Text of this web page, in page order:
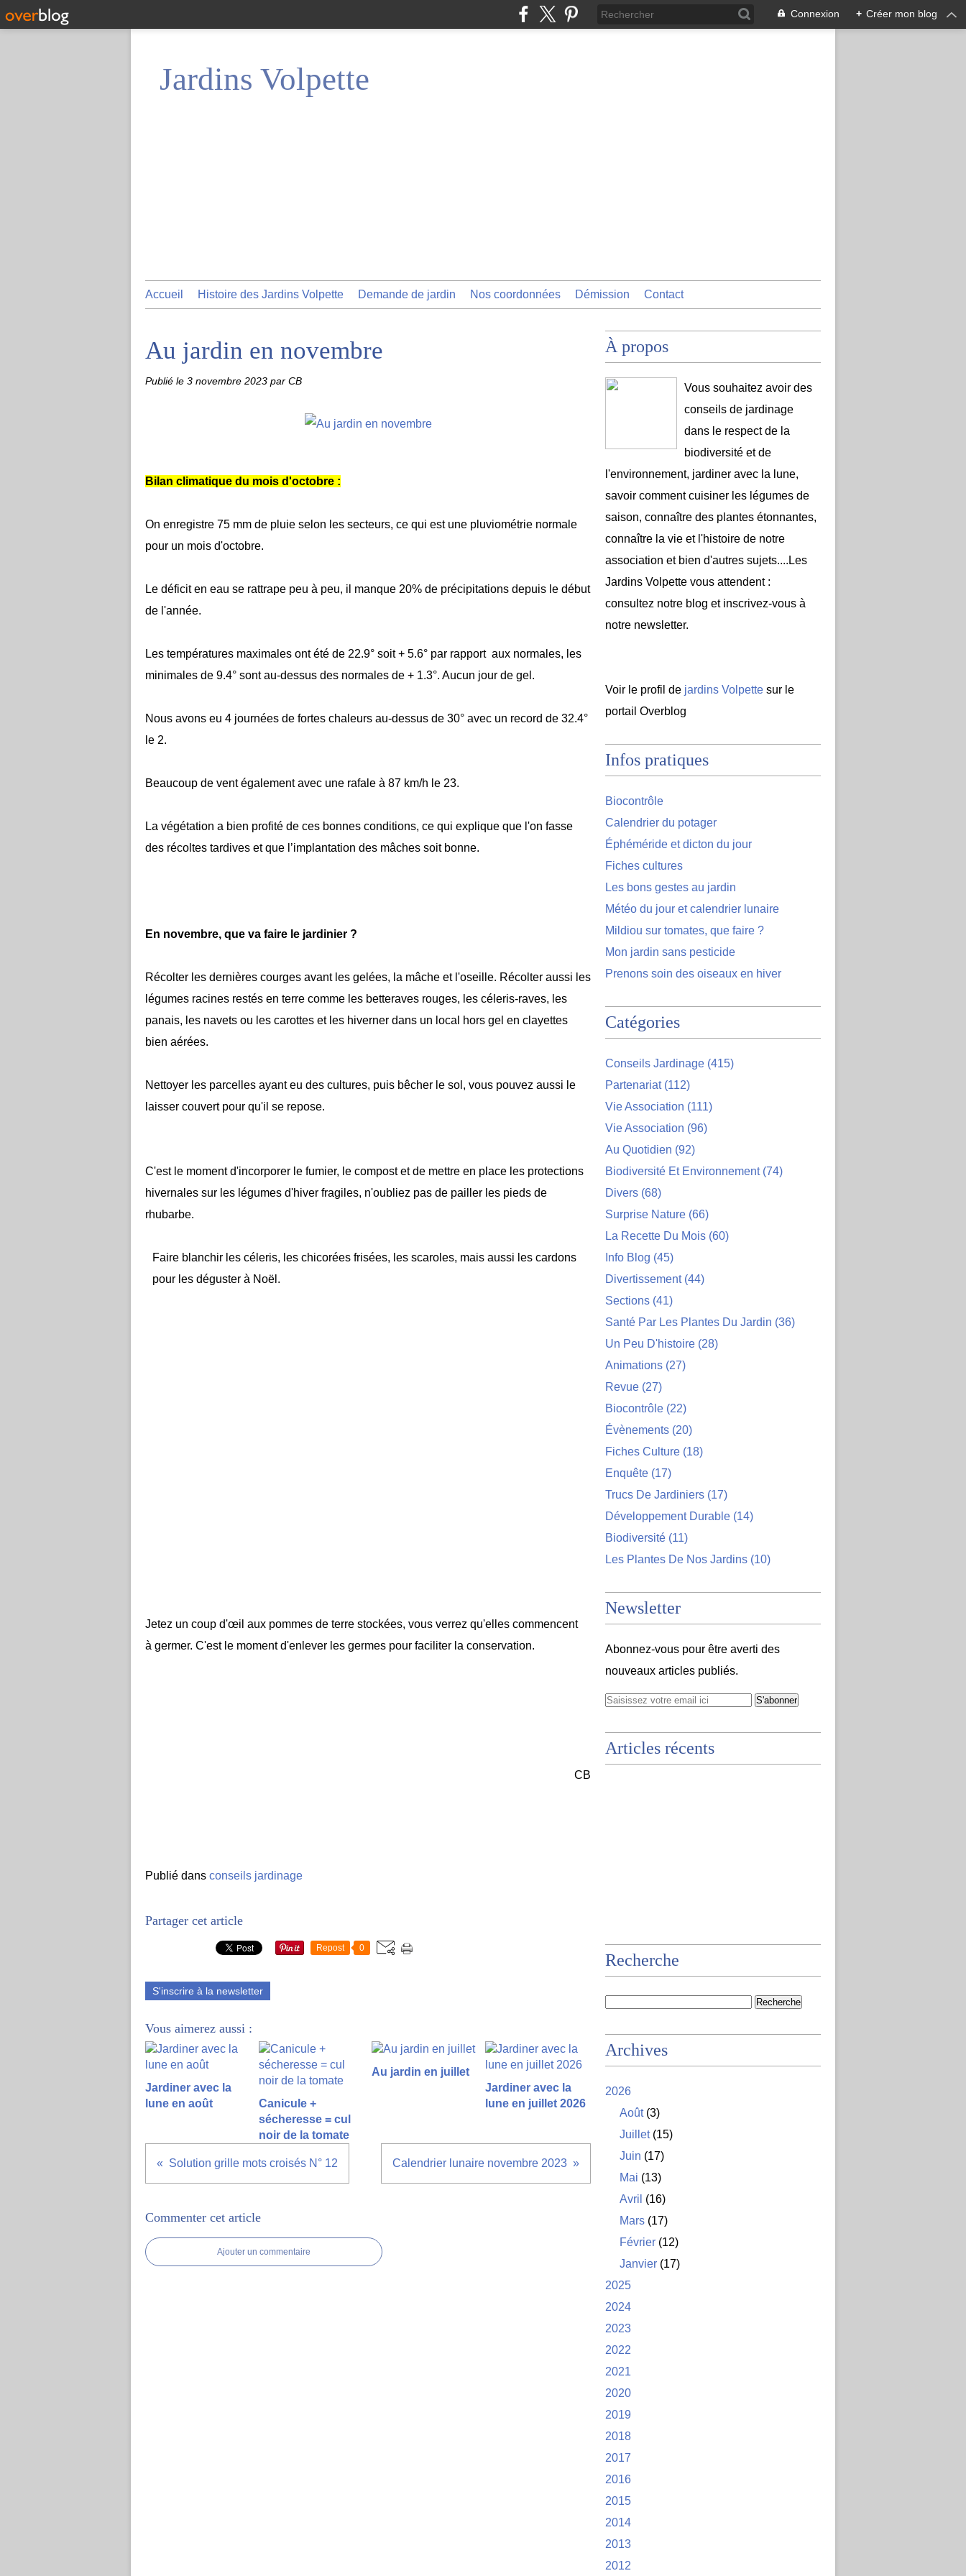
Connexion + Créer mon blog
Jardins Volpette
Accueil Histoire des Jardins Volpette Demande de jardin Nos coordonnées Démission Contact
Au jardin en novembre
Publié le 3 novembre 2023 par CB
Bilan climatique du mois d'octobre :
On enregistre 75 mm de pluie selon les secteurs, ce qui est une pluviométrie normale
pour un mois d'octobre.
Le déficit en eau se rattrape peu à peu, il manque 20% de précipitations depuis le début
de l'année.
Les températures maximales ont été de 22.9° soit + 5.6° par rapport aux normales, les
minimales de 9.4° sont au-dessus des normales de + 1.3°. Aucun jour de gel.
Nous avons eu 4 journées de fortes chaleurs au-dessus de 30° avec un record de 32.4°
le 2.
Beaucoup de vent également avec une rafale à 87 km/h le 23.
La végétation a bien profité de ces bonnes conditions, ce qui explique que l'on fasse
des récoltes tardives et que l’implantation des mâches soit bonne.
En novembre, que va faire le jardinier ?
Récolter les dernières courges avant les gelées, la mâche et l'oseille. Récolter aussi les
légumes racines restés en terre comme les betteraves rouges, les céleris-raves, les
panais, les navets ou les carottes et les hiverner dans un local hors gel en clayettes
bien aérées.
Nettoyer les parcelles ayant eu des cultures, puis bêcher le sol, vous pouvez aussi le
laisser couvert pour qu'il se repose.
C'est le moment d'incorporer le fumier, le compost et de mettre en place les protections
hivernales sur les légumes d'hiver fragiles, n'oubliez pas de pailler les pieds de
rhubarbe.
Faire blanchir les céleris, les chicorées frisées, les scaroles, mais aussi les cardons
pour les déguster à Noël.
Jetez un coup d'œil aux pommes de terre stockées, vous verrez qu'elles commencent
à germer. C'est le moment d'enlever les germes pour faciliter la conservation.
CB
Publié dans conseils jardinage
Partager cet article
Repost 0
S'inscrire à la newsletter
Vous aimerez aussi :
Jardiner avec la
lune en août
Canicule +
sécheresse = cul
noir de la tomate
Au jardin en juillet
Jardiner avec la
lune en juillet 2026
Solution grille mots croisés N° 12 Calendrier lunaire novembre 2023
Commenter cet article
Ajouter un commentaire
À propos
Vous souhaitez avoir des
conseils de jardinage
dans le respect de la
biodiversité et de
l'environnement, jardiner avec la lune,
savoir comment cuisiner les légumes de
saison, connaître des plantes étonnantes,
connaître la vie et l'histoire de notre
association et bien d'autres sujets....Les
Jardins Volpette vous attendent :
consultez notre blog et inscrivez-vous à
notre newsletter.
Voir le profil de jardins Volpette sur le
portail Overblog
Infos pratiques
Biocontrôle
Calendrier du potager
Éphéméride et dicton du jour
Fiches cultures
Les bons gestes au jardin
Météo du jour et calendrier lunaire
Mildiou sur tomates, que faire ?
Mon jardin sans pesticide
Prenons soin des oiseaux en hiver
Catégories
Conseils Jardinage (415)
Partenariat(112)
Vie Association (111)
Vie Association (96)
Au Quotidien (92)
Biodiversité Et Environnement(74)
Divers (68)
Surprise Nature (66)
La Recette Du Mois (60)
Info Blog (45)
Divertissement(44)
Sections (41)
Santé Par Les Plantes Du Jardin (36)
Un Peu D'histoire (28)
Animations (27)
Revue (27)
Biocontrôle (22)
Évènements (20)
Fiches Culture (18)
Enquête (17)
Trucs De Jardiniers (17)
Développement Durable (14)
Biodiversité (11)
Les Plantes De Nos Jardins (10)
Newsletter
Abonnez-vous pour être averti des
nouveaux articles publiés.
Articles récents
Recherche
Archives
2026
Août(3)
Juillet(15)
Juin (17)
Mai (13)
Avril (16)
Mars (17)
Février (12)
Janvier (17)
2025
2024
2023
2022
2021
2020
2019
2018
2017
2016
2015
2014
2013
2012